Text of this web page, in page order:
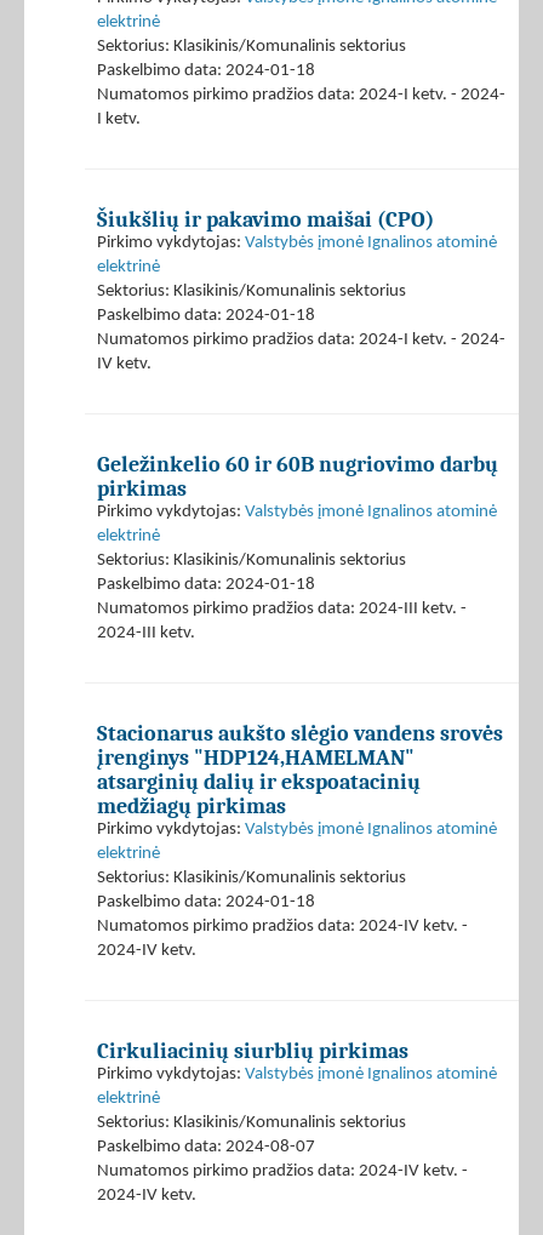
elektrinė
Sektorius: Klasikinis/Komunalinis sektorius
Paskelbimo data: 2024-01-18
Numatomos pirkimo pradžios data: 2024-I ketv. - 2024-
I ketv.
Šiukšlių ir pakavimo maišai (CPO)
Pirkimo vykdytojas: Valstybės įmonė Ignalinos atominė
elektrinė
Sektorius: Klasikinis/Komunalinis sektorius
Paskelbimo data: 2024-01-18
Numatomos pirkimo pradžios data: 2024-I ketv. - 2024-
IV ketv.
Geležinkelio 60 ir 60B nugriovimo darbų
pirkimas
Pirkimo vykdytojas: Valstybės įmonė Ignalinos atominė
elektrinė
Sektorius: Klasikinis/Komunalinis sektorius
Paskelbimo data: 2024-01-18
Numatomos pirkimo pradžios data: 2024-III ketv. -
2024-III ketv.
Stacionarus aukšto slėgio vandens srovės
įrenginys "HDP124,HAMELMAN"
atsarginių dalių ir ekspoatacinių
medžiagų pirkimas
Pirkimo vykdytojas: Valstybės įmonė Ignalinos atominė
elektrinė
Sektorius: Klasikinis/Komunalinis sektorius
Paskelbimo data: 2024-01-18
Numatomos pirkimo pradžios data: 2024-IV ketv. -
2024-IV ketv.
Cirkuliacinių siurblių pirkimas
Pirkimo vykdytojas: Valstybės įmonė Ignalinos atominė
elektrinė
Sektorius: Klasikinis/Komunalinis sektorius
Paskelbimo data: 2024-08-07
Numatomos pirkimo pradžios data: 2024-IV ketv. -
2024-IV ketv.